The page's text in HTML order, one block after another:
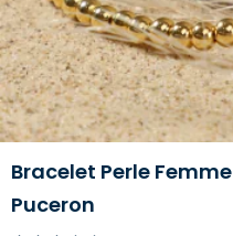
Bracelet Perle Femme
Puceron